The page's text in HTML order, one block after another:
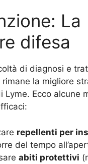
La
difesa
di diagnosi e
rimane la migliore
Lyme. Ecco alcune
repellenti per
del tempo
abiti protettivi